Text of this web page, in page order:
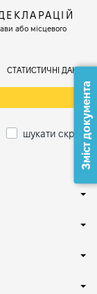
або місцевого
СТАТИСТИЧНІ ДАНІ
шукати скрізьЗміст документа